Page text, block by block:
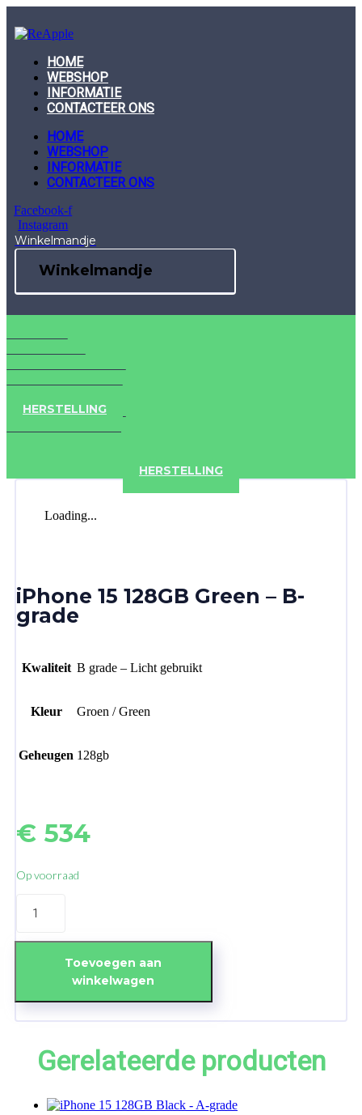
to
content
HOME
WEBSHOP
INFORMATIE
CONTACTEER ONS
HOME
WEBSHOP
INFORMATIE
CONTACTEER ONS
Facebook-f
Instagram
Winkelmandje
Winkelmandje
HERSTELLING
HERSTELLING
Loading...
iPhone 15 128GB Green – B-
grade
Kwaliteit B grade – Licht gebruikt
Kleur Groen / Green
Geheugen 128gb
€ 534
Op voorraad
Green
aantal
Toevoegen aan
winkelwagen
Gerelateerde producten